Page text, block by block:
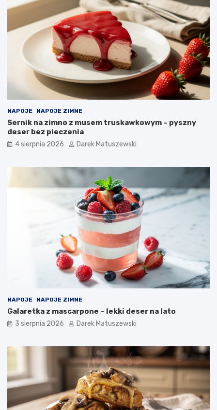
NAPOJE NAPOJE ZIMNE
Sernik na zimno z musem truskawkowym – pyszny
deser bez pieczenia
4 sierpnia 2026 Darek Matuszewski
NAPOJE NAPOJE ZIMNE
Galaretka z mascarpone – lekki deser na lato
3 sierpnia 2026 Darek Matuszewski